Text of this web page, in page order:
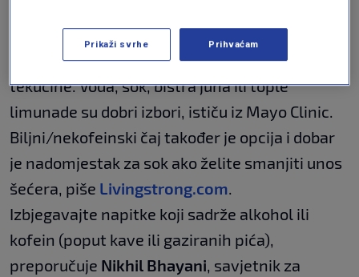
zagušenja, dodaje.
S obzirom na to, Yackoski se trudi piti više
tekućine. Voda, sok, bistra juha ili tople
limunade su dobri izbori, ističu iz Mayo Clinic.
Biljni/nekofeinski čaj također je opcija i dobar
je nadomjestak za sok ako želite smanjiti unos
šećera, piše Livingstrong.com.
Izbjegavajte napitke koji sadrže alkohol ili
kofein (poput kave ili gaziranih pića),
preporučuje Nikhil Bhayani, savjetnik za
Prikaži svrhe Prihvaćam